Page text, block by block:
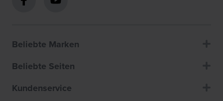
Beliebte Marken
Beliebte Seiten
Kundenservice